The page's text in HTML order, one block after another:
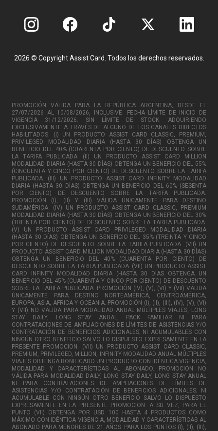
2026 © Copyright Assist Card. Todos los derechos reservados.
PROMOCIÓN VÁLIDA PARA LA REPÚBLICA ARGENTINA, DESDE EL
27/07/2026 AL 10/08/2026, INCLUSIVE. FECHA LÍMITE DE INICIO DE
VIGENCIA 31/12/2026. SIN LÍMITE DE STOCK. ADQUIRIENDO
EXCLUSIVAMENTE A TRAVÉS DE ALGUNO DE LOS CANALES DIRECTOS
HABILITADOS: (I) UN PRODUCTO ASSIST CARD CLASSIC, PREMIUM,
PRIVILEGED MODALIDAD DIARIA (HASTA 30 DÍAS) OBTENGA UN
BENEFICIO DEL 40% (CUARENTA POR CIENTO) DE DESCUENTO SOBRE
LA TARIFA PUBLICADA. (II) UN PRODUCTO ASSIST CARD MILLION
MODALIDAD DIARIA (HASTA 30 DÍAS) OBTENGA UN BENEFICIO DEL 55%
(CINCUENTA Y CINCO POR CIENTO) DE DESCUENTO SOBRE LA TARIFA
PUBLICADA. (III) UN PRODUCTO ASSIST CARD INFINITY MODALIDAD
DIARIA (HASTA 30 DÍAS) OBTENGA UN BENEFICIO DEL 60% (SESENTA
POR CIENTO) DE DESCUENTO SOBRE LA TARIFA PUBLICADA.
PROMOCIÓN (I), (II) Y (III) VÁLIDA ÚNICAMENTE PARA DESTINO
SUDAMÉRICA. (IV) UN PRODUCTO ASSIST CARD CLASSIC, PREMIUM
MODALIDAD DIARIA (HASTA 30 DÍAS) OBTENGA UN BENEFICIO DEL 30%
(TREINTA POR CIENTO) DE DESCUENTO SOBRE LA TARIFA PUBLICADA.
(V) UN PRODUCTO ASSIST CARD PRIVILEGED MODALIDAD DIARIA
(HASTA 30 DÍAS) OBTENGA UN BENEFICIO DEL 35% (TREINTA Y CINCO
POR CIENTO) DE DESCUENTO SOBRE LA TARIFA PUBLICADA. (VII) UN
PRODUCTO ASSIST CARD MILLION MODALIDAD DIARIA (HASTA 30 DÍAS)
OBTENGA UN BENEFICIO DEL 40% (CUARENTA POR CIENTO) DE
DESCUENTO SOBRE LA TARIFA PUBLICADA. (VII) UN PRODUCTO ASSIST
CARD INFINITY MODALIDAD DIARIA (HASTA 30 DÍAS OBTENGA UN
BENEFICIO DEL 45% (CUARENTA Y CINCO POR CIENTO) DE DESCUENTO
SOBRE LA TARIFA PUBLICADA. PROMOCIÓN (IV), (V), (VI) Y (VII) VÁLIDA
ÚNICAMENTE PARA DESTINO NORTEAMÉRICA, CENTROAMÉRICA,
EUROPA, ASIA, AFRICA Y OCEANIA. PROMOCIÓN (I), (II), (III), (IV), (V), (VI)
Y (VII) NO VÁLIDA PARA MODALIDAD ANUAL MÚLTIPLES VIAJES, LONG
STAY DAILY, LONG STAY ANUAL, PACK FAMILIAR NI PARA
CONTRATACIONES DE AMPLIACIONES DE LÍMITES DE ASISTENCIAS Y/O
CONTRATACIÓN DE BENEFICIOS ADICIONALES; NI ACUMULABLES CON
NINGÚN OTRO BENEFICIO SALVO LO DISPUESTO EXPRESAMENTE EN LA
PRESENTE PROMOCION. (VII) UN PRODUCTO ASSIST CARD CLASSIC,
PREMIUM, PRIVILEGED, MILLION, INFINITY MODALIDAD ANUAL MÚLTIPLES
VIAJES OBTENGA BONIFICADO UN PRODUCTO CON IDÉNTICA VIGENCIA,
MODALIDAD Y CARACTERÍSTICAS AL ABONADO. PROMOCIÓN NO
VÁLIDA PARA MODALIDAD DAILY, LONG STAY DAILY, LONG STAY ANUAL
NI PARA CONTRATACIONES DE AMPLIACIONES DE LÍMITES DE
ASISTENCIAS Y/O CONTRATACIÓN DE BENEFICIOS ADICIONALES; NI
ACUMULABLE CON NINGÚN OTRO BENEFICIO SALVO LO DISPUESTO
EXPRESAMENTE EN LA PRESENTE PROMOCION. A SU VEZ, PARA EL
PUNTO (VII) OBTENGA POR USD 100 HASTA 4 PRODUCTOS COMO
MÁXIMO CON IDÉNTICA VIGENCIA, MODALIDAD Y CARACTERÍSTICAS AL
ABONADO PARA MENORES DE 21 AÑOS. PARA LOS PUNTOS (I), (II), (III),